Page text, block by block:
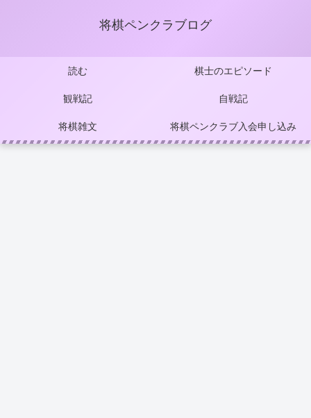
将棋ペンクラブログ
読む 棋士のエピソード
観戦記 自戦記
将棋雑文 将棋ペンクラブ入会申し込み